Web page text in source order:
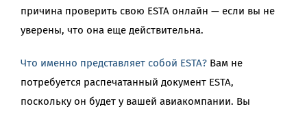
причина проверить свою ESTA онлайн — если вы не
уверены, что она еще действительна.
Что именно представляет собой ESTA?Вам не
потребуется распечатанный документ ESTA,
поскольку он будет у вашей авиакомпании. Вы